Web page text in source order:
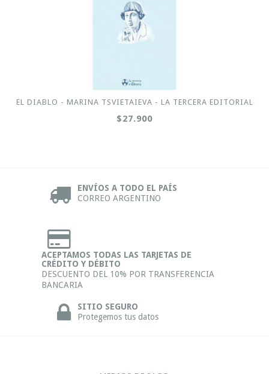
EL DIABLO - MARINA TSVIETAIEVA - LA TERCERA EDITORIAL
$27.900
ENVÍOS A TODO EL PAÍS
CORREO ARGENTINO
ACEPTAMOS TODAS LAS TARJETAS DE
CRÉDITO Y DÉBITO
DESCUENTO DEL 10% POR TRANSFERENCIA
BANCARIA
SITIO SEGURO
Protegemos tus datos